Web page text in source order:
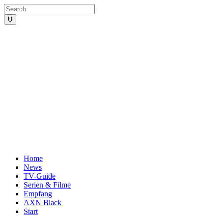
Home
News
TV-Guide
Serien & Filme
Empfang
AXN Black
Start